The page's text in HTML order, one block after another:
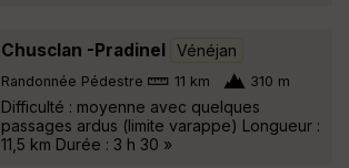
Chusclan -Pradinel Vénéjan
Randonnée Pédestre 11 km 310 m
Difficulté : moyenne avec quelques
passages ardus (limite varappe) Longueur :
11,5 km Durée : 3 h 30 »